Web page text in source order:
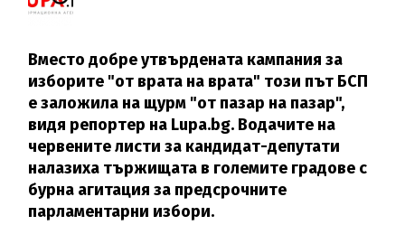
Вместо добре утвърдената кампания за
изборите "от врата на врата" този път БСП
е заложила на щурм "от пазар на пазар",
видя репортер на Lupa.bg. Водачите на
червените листи за кандидат-депутати
налазиха тържищата в големите градове с
бурна агитация за предсрочните
парламентарни избори.